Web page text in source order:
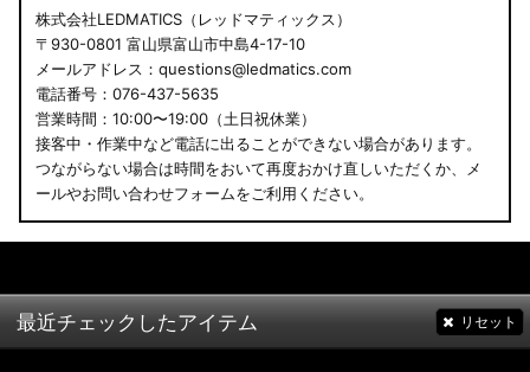
株式会社LEDMATICS（レッドマティックス）
〒930-0801 富山県富山市中島4-17-10
メールアドレス：questions@ledmatics.com
電話番号：076-437-5635
営業時間：10:00〜19:00（土日祝休業）
接客中・作業中など電話に出ることができない場合があります。
つながらない場合は時間をおいて再度おかけ直しいただくか、メ
ールやお問い合わせフォームをご利用ください。
最近チェックしたアイテム リセット